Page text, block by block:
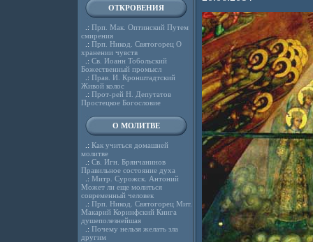
ОТКРОВЕНИЯ
.: Прп. Мак. Оптинский Путем
смирения
.: Прп. Никод. Святогорец О
хранении чувств
.: Св. Иоанн Тобольский
Божественный промысл
.: Прав. И. Кронштадтский
Живой колос
.: Прот-рей Н. Депутатов
Простецкое Богословие
О МОЛИТВЕ
.: Как учиться домашней
молитве
.: Св. Игн. Брянчанинов
Правильное состояние духа
.: Митр. Сурожск. Антоний
Может ли еще молиться
современный человек
.: Прп. Никод. Святогорец Мит.
Макарий Коринфский Книга
душеполезнейшая
.: Почему нельзя желать зла
другим